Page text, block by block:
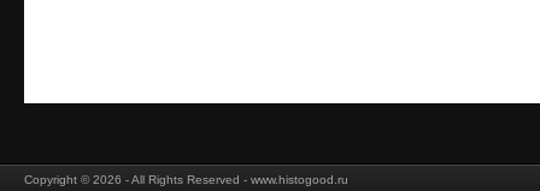
Copyright © 2026 - All Rights Reserved - www.histogood.ru